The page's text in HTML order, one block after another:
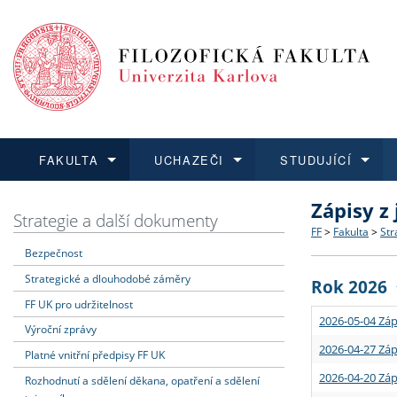
FAKULTA
Dozvědět se více
Struktura
Strategie
Podpora
UCHAZEČI
Podat přihlášku
Co
Učitelské
STUDUJÍCÍ
Dozvědět se více
Rigorózní
Dozvědět se více
O vědě a
Granty a
Dozvědět se více
Aktuální
Strategie a další dokumenty
Bezpečnost
Strategické a dlouhodobé záměry
FF UK pro udržitelnost
Výroční zprávy
Platné vnitřní předpisy FF UK
Rozhodnutí a sdělení děkana, opatření a sdělení
Zápisy
FF > Fakulta >
Rok 2026
2026-05-04
2026-04-27
2026-04-20